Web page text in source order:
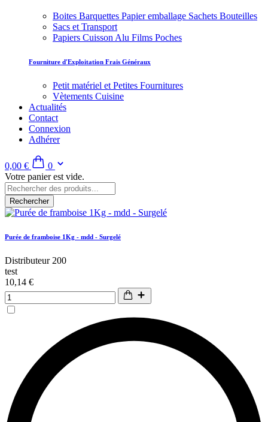
Boites Barquettes Papier emballage Sachets Bouteilles
Sacs et Transport
Papiers Cuisson Alu Films Poches
Fourniture d'Exploitation Frais Généraux
Petit matériel et Petites Fournitures
Vètements Cuisine
Actualités
Contact
Connexion
Adhérer
0,00 €
0
Votre panier est vide.
Rechercher
Purée de framboise 1Kg - mdd - Surgelé
Distributeur 200
test
10,14 €